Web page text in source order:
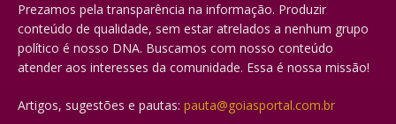
Prezamos pela transparência na informação. Produzir
conteúdo de qualidade, sem estar atrelados a nenhum grupo
político é nosso DNA. Buscamos com nosso conteúdo
atender aos interesses da comunidade. Essa é nossa missão!
Artigos, sugestões e pautas: pauta@goiasportal.com.br